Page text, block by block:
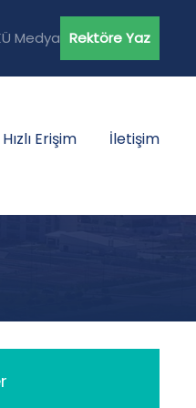
Medya Rektöre Yaz
Hızlı Erişim İletişim